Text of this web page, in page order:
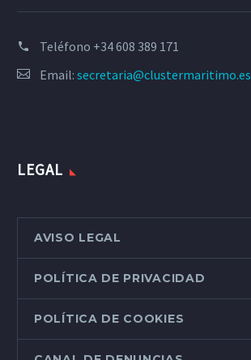
Teléfono +34 608 389 171
Email: secretaria@clustermaritimo.es
LEGAL
AVISO LEGAL
POLÍTICA DE PRIVACIDAD
POLÍTICA DE COOKIES